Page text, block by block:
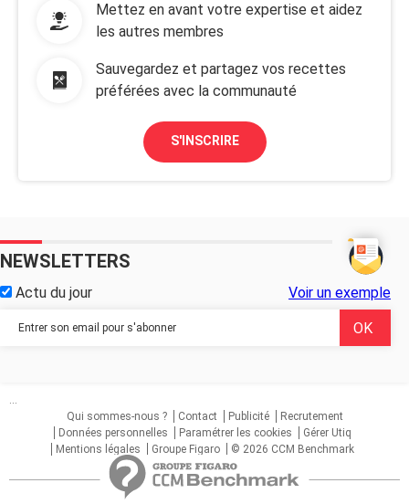
Mettez en avant votre expertise et aidez
les autres membres
Sauvegardez et partagez vos recettes
préférées avec la communauté
S'INSCRIRE
NEWSLETTERS
Actu du jour Voir un exemple
...
Qui sommes-nous ?
Contact Publicité
Recrutement
Données personnelles
Paramétrer les cookies
Gérer Utiq
Mentions légales
Groupe Figaro © 2026 CCM Benchmark